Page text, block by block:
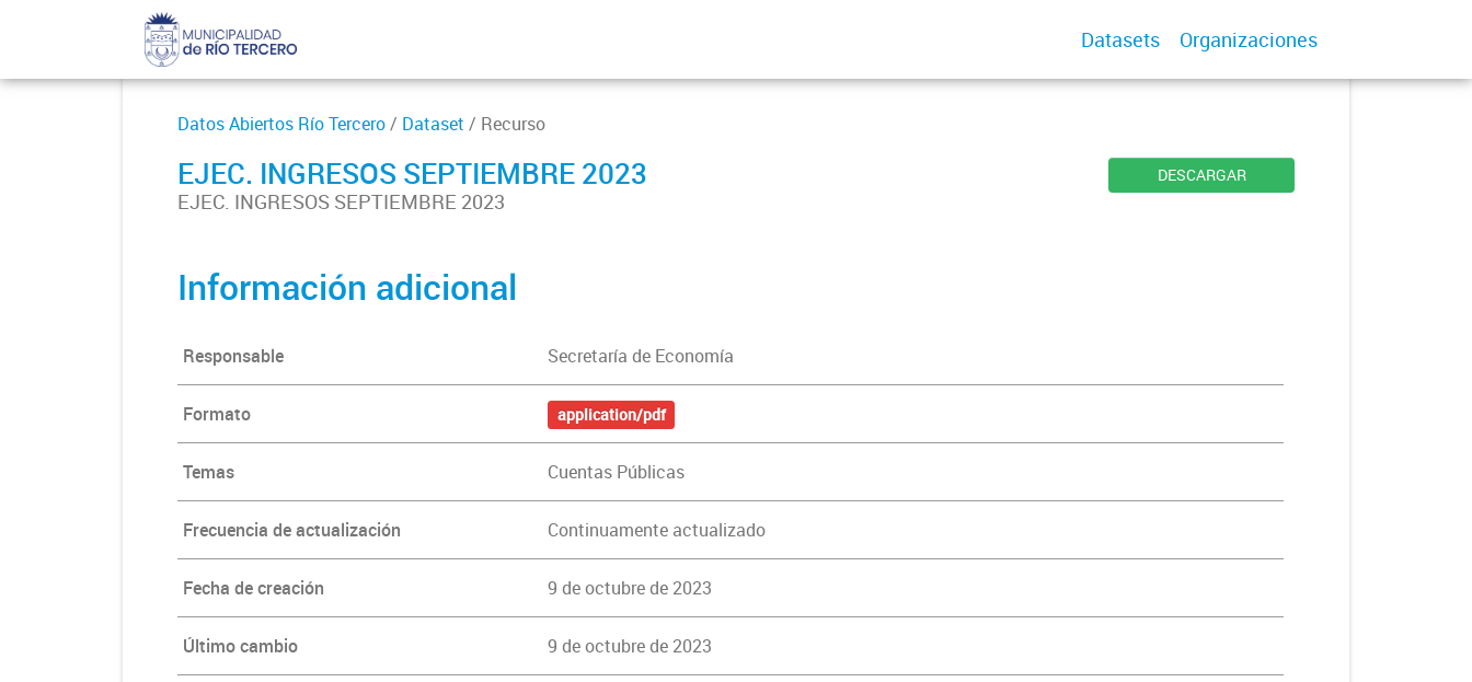
Datasets Organizaciones
Datos Abiertos Río Tercero/ Dataset / Recurso
EJEC. INGRESOS SEPTIEMBRE 2023
EJEC. INGRESOS SEPTIEMBRE 2023
DESCARGAR
Información adicional
Responsable Secretaría de Economía
Formato application/pdf
Temas Cuentas Públicas
Frecuencia de actualización Continuamente actualizado
Fecha de creación 9 de octubre de 2023
Último cambio 9 de octubre de 2023